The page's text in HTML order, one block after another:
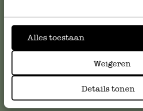
Alles toestaan
Weigeren
Details tonen
serviceclientele@dille-kamille.com